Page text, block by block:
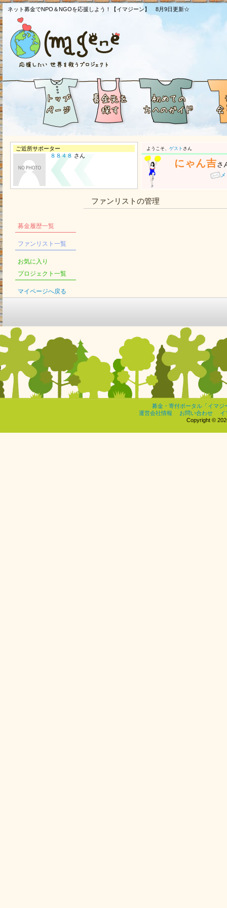
ネット募金でNPO＆NGOを応援しよう！【イマジーン】 8月9日更新☆
ご近所サポーター
８８４８ さん
ようこそ、 ゲスト さん
にゃん吉さ
募金履歴一覧
ファンリスト一覧
お気に入り
プロジェクト一覧
マイページへ戻る
ファンリストの管理
募金・寄付ポータル「イマジ
運営会社情報
お問い合わせ
イ
Copyright ©